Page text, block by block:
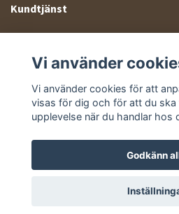
Kundtjänst
Sociala medier
© 2026
Vi använder
Vi använder cookies för att
visas för dig och för att du ska
upplevelse när du handlar hos
Godkänn